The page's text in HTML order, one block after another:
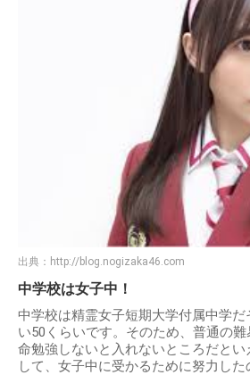
出典： http://blog.nogizaka46.com
中学校は女子中！
中学校は精霊女子短期大学付属中学
い50くらいです。そのため、普通の
命勉強しないと入れないところだと
して、女子中に受かるために努力した